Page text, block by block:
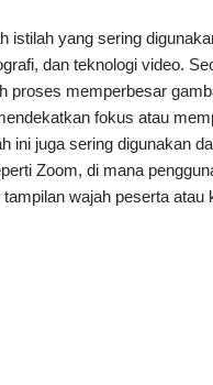
istilah yang sering
dan teknologi video.
proses memperbesar
fokus atau
ini juga sering digunakan
Zoom, di mana
wajah peserta atau